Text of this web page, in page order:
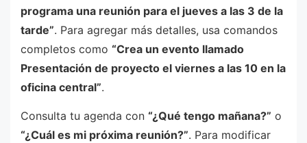
programa una reunión para el jueves a las 3 de la
tarde”. Para agregar más detalles, usa comandos
completos como “Crea un evento llamado
Presentación de proyecto el viernes a las 10 en la
oficina central”.
Consulta tu agenda con “¿Qué tengo mañana?” o
“¿Cuál es mi próxima reunión?”. Para modificar